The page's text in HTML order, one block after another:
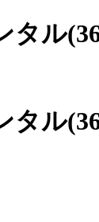
ル
ル